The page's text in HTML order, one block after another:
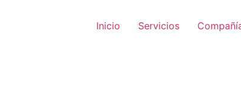
Inicio Servicios